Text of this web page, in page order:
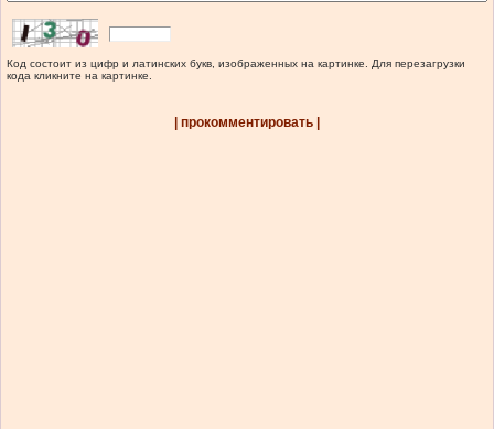
Код состоит из цифр и латинских букв, изображенных на картинке. Для перезагрузки
кода кликните на картинке.
| прокомментировать |